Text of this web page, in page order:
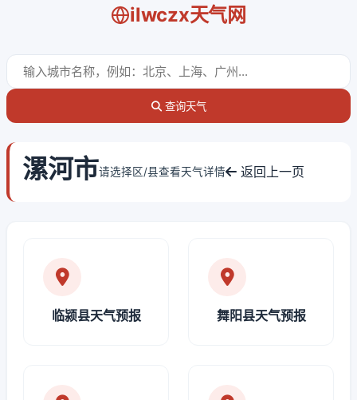
ilwczx天气网
查询天气
漯河市请选择区/县查看天气详情 返回上一页
临颍县天气预报 舞阳县天气预报